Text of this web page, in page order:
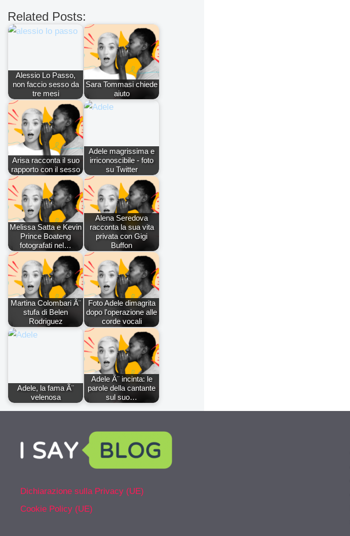
Related Posts:
Alessio Lo Passo,
non faccio sesso da
tre mesi
Sara Tommasi chiede
aiuto
Arisa racconta il suo
rapporto con il sesso
Adele magrissima e
irriconoscibile - foto
su Twitter
Melissa Satta e Kevin
Prince Boateng
fotografati nel…
Alena Seredova
racconta la sua vita
privata con Gigi
Buffon
Martina Colombari Ã¨
stufa di Belen
Rodriguez
Foto Adele dimagrita
dopo l'operazione alle
corde vocali
Adele, la fama Ã¨
velenosa
Adele Ã¨ incinta: le
parole della cantante
sul suo…
Dichiarazione sulla Privacy (UE)
Cookie Policy (UE)